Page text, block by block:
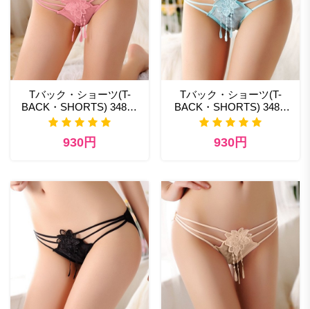
Tバック・ショーツ(T-
BACK・SHORTS) 348pk
日本エロ コスプレ通販
930円
Tバック・ショーツ(T-
BACK・SHORTS) 348bl
ベビー ドール ランジェリ
930円